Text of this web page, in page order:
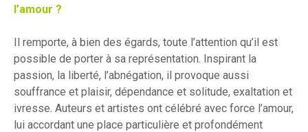
l’amour ?
Il remporte, à bien des égards, toute l’attention qu’il est
possible de porter à sa représentation. Inspirant la
passion, la liberté, l’abnégation, il provoque aussi
souffrance et plaisir, dépendance et solitude, exaltation et
ivresse. Auteurs et artistes ont célébré avec force l’amour,
lui accordant une place particulière et profondément